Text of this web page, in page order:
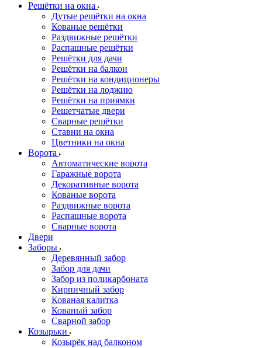
Решётки на окна
Дутые решётки на окна
Кованые решётки
Раздвижные решётки
Распашные решётки
Решётки для дачи
Решётки на балкон
Решётки на кондиционеры
Решётки на лоджию
Решётки на приямки
Решетчатые двери
Сварные решётки
Ставни на окна
Цветники на окна
Ворота
Автоматические ворота
Гаражные ворота
Декоративные ворота
Кованые ворота
Раздвижные ворота
Распашные ворота
Сварные ворота
Двери
Заборы
Деревянный забор
Забор для дачи
Забор из поликарбоната
Кирпичный забор
Кованая калитка
Кованый забор
Сварной забор
Козырьки
Козырёк над балконом